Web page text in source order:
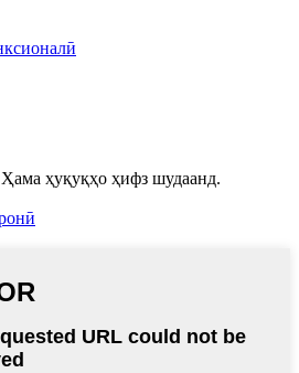
ҳуқуқҳо ҳифз шудаанд.